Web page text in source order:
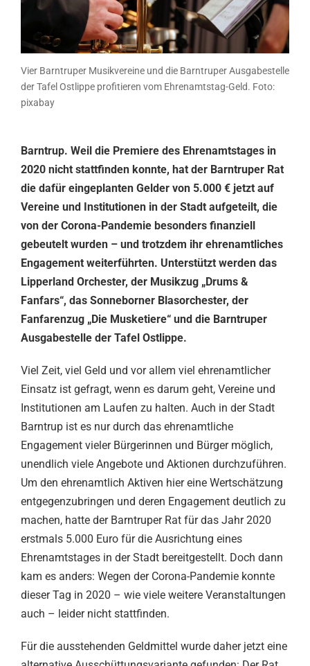
Vier Barntruper Musikvereine und die Barntruper Ausgabestelle
der Tafel Ostlippe profitieren vom Ehrenamtstag-Geld. Foto:
pixabay
Barntrup. Weil die Premiere des Ehrenamtstages in
2020 nicht stattfinden konnte, hat der Barntruper Rat
die dafür eingeplanten Gelder von 5.000 € jetzt auf
Vereine und Institutionen in der Stadt aufgeteilt, die
von der Corona-Pandemie besonders finanziell
gebeutelt wurden – und trotzdem ihr ehrenamtliches
Engagement weiterführten. Unterstützt werden das
Lipperland Orchester, der Musikzug „Drums &
Fanfars“, das Sonneborner Blasorchester, der
Fanfarenzug „Die Musketiere“ und die Barntruper
Ausgabestelle der Tafel Ostlippe.
Viel Zeit, viel Geld und vor allem viel ehrenamtlicher
Einsatz ist gefragt, wenn es darum geht, Vereine und
Institutionen am Laufen zu halten. Auch in der Stadt
Barntrup ist es nur durch das ehrenamtliche
Engagement vieler Bürgerinnen und Bürger möglich,
unendlich viele Angebote und Aktionen durchzuführen.
Um den ehrenamtlich Aktiven hier eine Wertschätzung
entgegenzubringen und deren Engagement deutlich zu
machen, hatte der Barntruper Rat für das Jahr 2020
erstmals 5.000 Euro für die Ausrichtung eines
Ehrenamtstages in der Stadt bereitgestellt. Doch dann
kam es anders: Wegen der Corona-Pandemie konnte
dieser Tag in 2020 – wie viele weitere Veranstaltungen
auch – leider nicht stattfinden.
Für die ausstehenden Geldmittel wurde daher jetzt eine